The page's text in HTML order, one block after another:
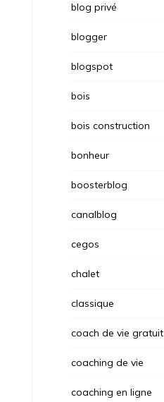
blog privé
blogger
blogspot
bois
bois construction
bonheur
boosterblog
canalblog
cegos
chalet
classique
coach de vie gratuit
coaching de vie
coaching en ligne